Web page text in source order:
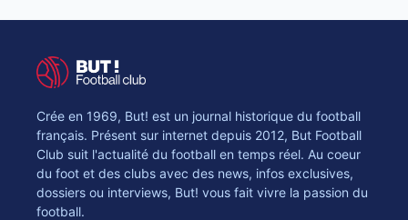
Crée en 1969, But! est un journal historique du football
français. Présent sur internet depuis 2012, But Football
Club suit l'actualité du football en temps réel. Au coeur
du foot et des clubs avec des news, infos exclusives,
dossiers ou interviews, But! vous fait vivre la passion du
football.